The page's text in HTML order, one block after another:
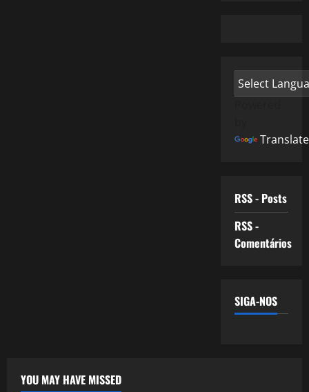
Translate
RSS - Posts
RSS -
Comentários
SIGA-NOS
YOU MAY HAVE MISSED